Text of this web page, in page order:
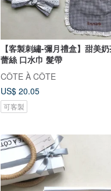
【客製刺繡-彌月禮盒】甜美
蕾絲 口水巾 髮帶
CÔTE À CÔTE
US$ 20.05
可客製